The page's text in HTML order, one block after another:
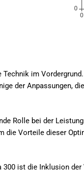
im
der Anpassungen,
Rolle bei der
die Vorteile dieser
ist die Inklusion